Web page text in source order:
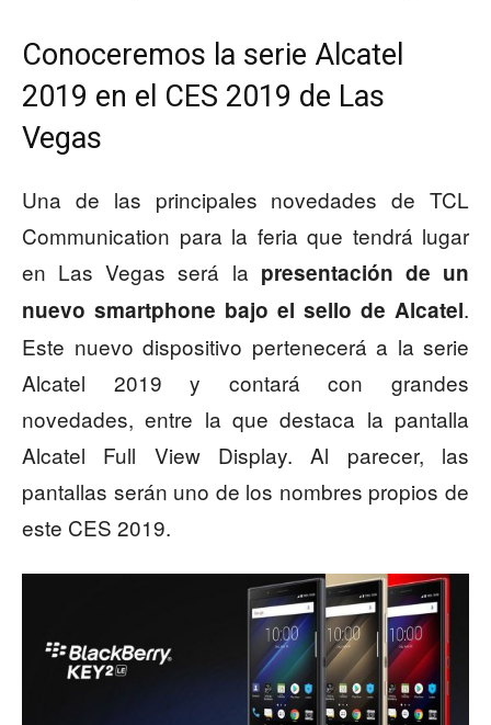
Conoceremos la serie Alcatel
2019 en el CES 2019 de Las
Vegas
Una de las principales novedades de TCL
Communication para la feria que tendrá lugar
en Las Vegas será la presentación de un
nuevo smartphone bajo el sello de Alcatel.
Este nuevo dispositivo pertenecerá a la serie
Alcatel 2019 y contará con grandes
novedades, entre la que destaca la pantalla
Alcatel Full View Display. Al parecer, las
pantallas serán uno de los nombres propios de
este CES 2019.